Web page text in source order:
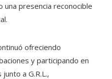
presencia reconocible
ofreciendo
y participando en
a G.R.L.,